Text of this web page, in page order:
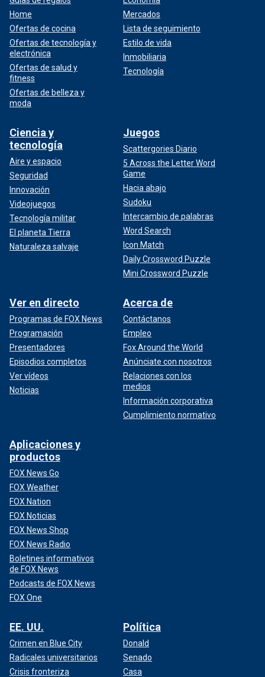
Home
Ofertas de cocina
Ofertas de tecnología y
electrónica
Ofertas de salud y
fitness
Ofertas de belleza y
moda
Mercados
Lista de seguimiento
Estilo de vida
Inmobiliaria
Tecnología
Ciencia y
tecnología
Aire y espacio
Seguridad
Innovación
Videojuegos
Tecnología militar
El planeta Tierra
Naturaleza salvaje
Juegos
Scattergories Diario
5 Across the Letter Word
Game
Hacia abajo
Sudoku
Intercambio de palabras
Word Search
Icon Match
Daily Crossword Puzzle
Mini Crossword Puzzle
Ver en directo
Programas de FOX News
Programación
Presentadores
Episodios completos
Ver vídeos
Noticias
Acerca de
Contáctanos
Empleo
Fox Around the World
Anúnciate con nosotros
Relaciones con los
medios
Información corporativa
Cumplimiento normativo
Aplicaciones y
productos
FOX News Go
FOX Weather
FOX Nation
FOX Noticias
FOX News Shop
FOX News Radio
Boletines informativos
de FOX News
Podcasts de FOX News
FOX One
EE. UU.
Crimen en Blue City
Radicales universitarios
Crisis fronteriza
Política
Donald
Senado
Casa